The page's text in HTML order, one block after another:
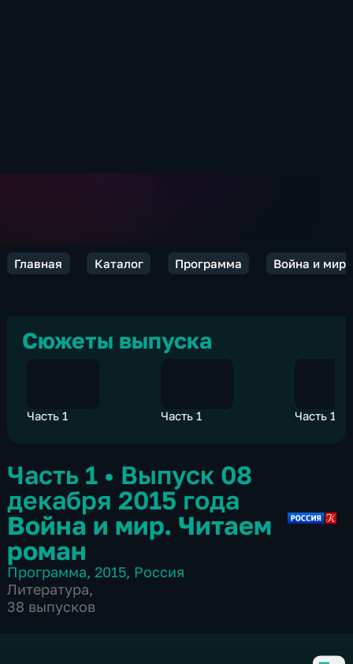
Главная Каталог Программа Война и
Сюжеты выпуска
Часть 1 Часть 1 Часть 1
Часть 1 • Выпуск 08
декабря 2015 года
Война и мир. Читаем
роман
Программа, 2015, Россия
Литература,
38 выпусков